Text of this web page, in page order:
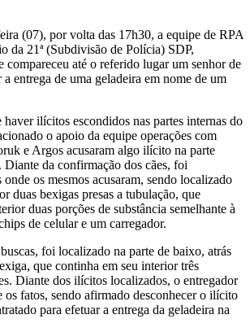
celulares
geladeira
que
para
detento
em
(07), por volta das 17h30, a equipe de RPA
da 21ª (Subdivisão de Polícia) SDP,
compareceu até o referido lugar um senhor de
a entrega de uma geladeira em nome de um
haver ilícitos escondidos nas partes internas do
o apoio da equipe operações com
e Argos acusaram algo ilícito na parte
Diante da confirmação dos cães, foi
onde os mesmos acusaram, sendo localizado
duas bexigas presas a tubulação, que
duas porções de substância semelhante à
de celular e um carregador.
foi localizado na parte de baixo, atrás
que continha em seu interior três
Diante dos ilícitos localizados, o entregador
os fatos, sendo afirmado desconhecer o ilícito
para efetuar a entrega da geladeira na